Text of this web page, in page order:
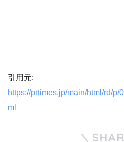
引用元:
https://prtimes.jp/main/html/rd/p/
ml